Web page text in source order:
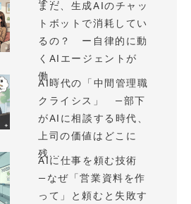
まだ、生成AIのチャッ
トボットで消耗してい
るの？ ー自律的に動
くAIエージェントが
働...
AI時代の「中間管理職
クライシス」 —部下
がAIに相談する時代、
上司の価値はどこに
残...
AIに仕事を頼む技術
—なぜ「営業資料を作
って」と頼むと失敗す